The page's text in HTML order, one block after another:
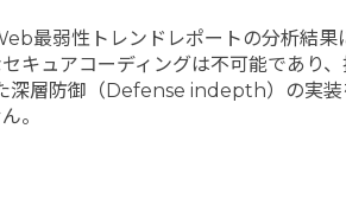
最弱性トレンドレポートの分析結果
キュアコーディングは不可能であり
深層防御（Defense indepth）の実装
。